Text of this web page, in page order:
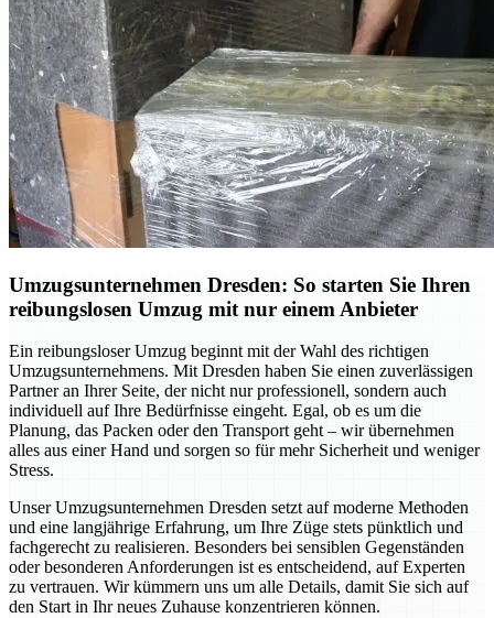
Umzugsunternehmen Dresden: So starten Sie Ihren
reibungslosen Umzug mit nur einem Anbieter
Ein reibungsloser Umzug beginnt mit der Wahl des richtigen
Umzugsunternehmens. Mit Dresden haben Sie einen zuverlässigen
Partner an Ihrer Seite, der nicht nur professionell, sondern auch
individuell auf Ihre Bedürfnisse eingeht. Egal, ob es um die
Planung, das Packen oder den Transport geht – wir übernehmen
alles aus einer Hand und sorgen so für mehr Sicherheit und weniger
Stress.
Unser Umzugsunternehmen Dresden setzt auf moderne Methoden
und eine langjährige Erfahrung, um Ihre Züge stets pünktlich und
fachgerecht zu realisieren. Besonders bei sensiblen Gegenständen
oder besonderen Anforderungen ist es entscheidend, auf Experten
zu vertrauen. Wir kümmern uns um alle Details, damit Sie sich auf
den Start in Ihr neues Zuhause konzentrieren können.